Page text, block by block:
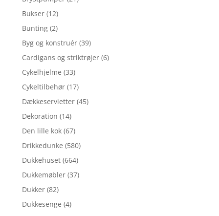
Bukser (12)
Bunting (2)
Byg og konstruér (39)
Cardigans og striktrøjer (6)
Cykelhjelme (33)
Cykeltilbehør (17)
Dækkeservietter (45)
Dekoration (14)
Den lille kok (67)
Drikkedunke (580)
Dukkehuset (664)
Dukkemøbler (37)
Dukker (82)
Dukkesenge (4)